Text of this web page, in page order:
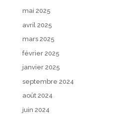
mai 2025
avril 2025
mars 2025
février 2025
janvier 2025
septembre 2024
août 2024
juin 2024